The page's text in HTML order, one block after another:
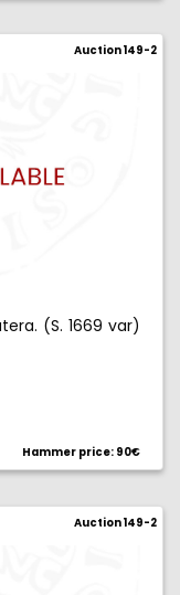
Auction 149-2
(S. 1669 var)
Hammer price: 90€
Auction 149-2